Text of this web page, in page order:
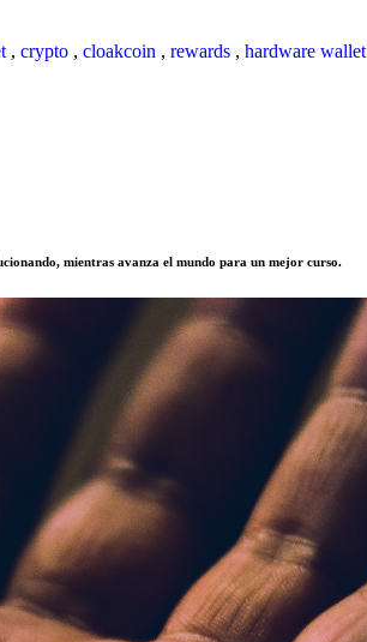
, crypto , cloakcoin , rewards , hardware wallet
mientras avanza el mundo para un mejor curso.